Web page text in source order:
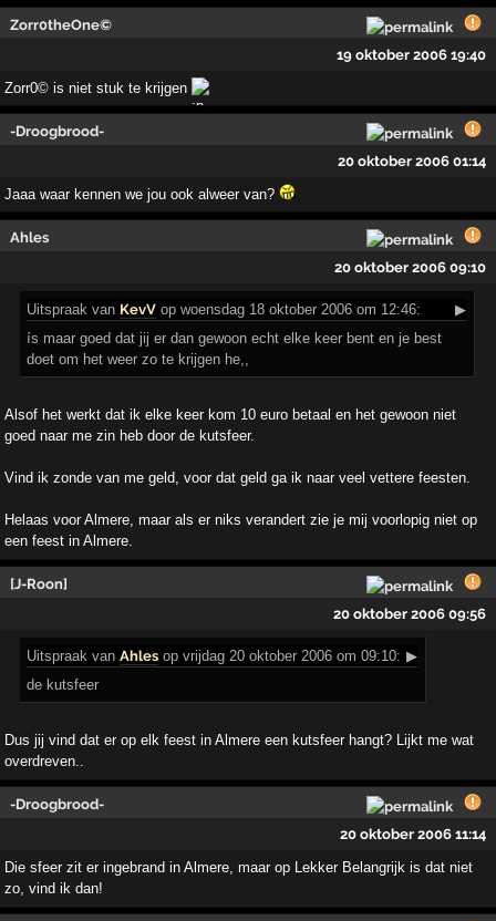
Zorr0theOne©
19 oktober 2006 19:40
Zorr0© is niet stuk te krijgen
-Droogbrood-
20 oktober 2006 01:14
Jaaa waar kennen we jou ook alweer van?
Ahles
20 oktober 2006 09:10
Uitspraak van KevV op woensdag 18 oktober 2006 om 12:46:
▶
ís maar goed dat jij er dan gewoon echt elke keer bent en je best
doet om het weer zo te krijgen he,,
Alsof het werkt dat ik elke keer kom 10 euro betaal en het gewoon niet
goed naar me zin heb door de kutsfeer.
Vind ik zonde van me geld, voor dat geld ga ik naar veel vettere feesten.
Helaas voor Almere, maar als er niks verandert zie je mij voorlopig niet op
een feest in Almere.
[J-Roon]
20 oktober 2006 09:56
Uitspraak vanAhles op vrijdag 20 oktober 2006 om 09:10: ▶
de kutsfeer
Dus jij vind dat er op elk feest in Almere een kutsfeer hangt? Lijkt me wat
overdreven..
-Droogbrood-
20 oktober 2006 11:14
Die sfeer zit er ingebrand in Almere, maar op Lekker Belangrijk is dat niet
zo, vind ik dan!